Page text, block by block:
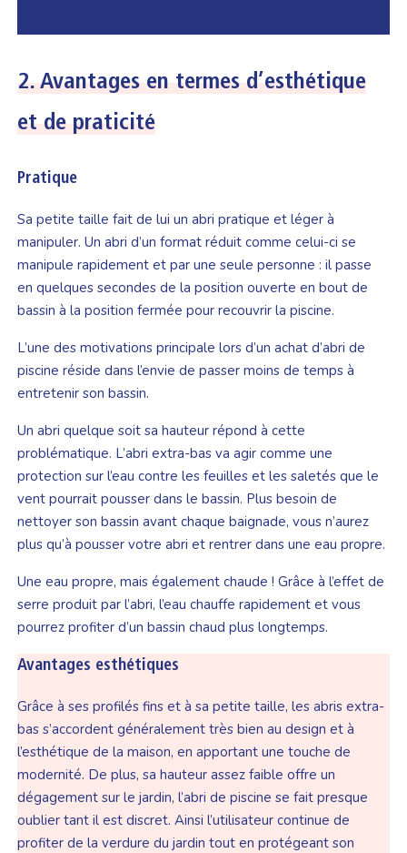
2. Avantages en termes d’esthétique
et de praticité
Pratique
Sa petite taille fait de lui un abri pratique et léger à
manipuler. Un abri d’un format réduit comme celui-ci se
manipule rapidement et par une seule personne : il passe
en quelques secondes de la position ouverte en bout de
bassin à la position fermée pour recouvrir la piscine.
L’une des motivations principale lors d’un achat d’abri de
piscine réside dans l’envie de passer moins de temps à
entretenir son bassin.
Un abri quelque soit sa hauteur répond à cette
problématique. L’abri extra-bas va agir comme une
protection sur l’eau contre les feuilles et les saletés que le
vent pourrait pousser dans le bassin. Plus besoin de
nettoyer son bassin avant chaque baignade, vous n’aurez
plus qu’à pousser votre abri et rentrer dans une eau propre.
Une eau propre, mais également chaude ! Grâce à l’effet de
serre produit par l’abri, l’eau chauffe rapidement et vous
pourrez profiter d’un bassin chaud plus longtemps.
Avantages esthétiques
Grâce à ses profilés fins et à sa petite taille, les abris extra-
bas s’accordent généralement très bien au design et à
l’esthétique de la maison, en apportant une touche de
modernité. De plus, sa hauteur assez faible offre un
dégagement sur le jardin, l’abri de piscine se fait presque
oublier tant il est discret. Ainsi l’utilisateur continue de
profiter de la verdure du jardin tout en protégeant son